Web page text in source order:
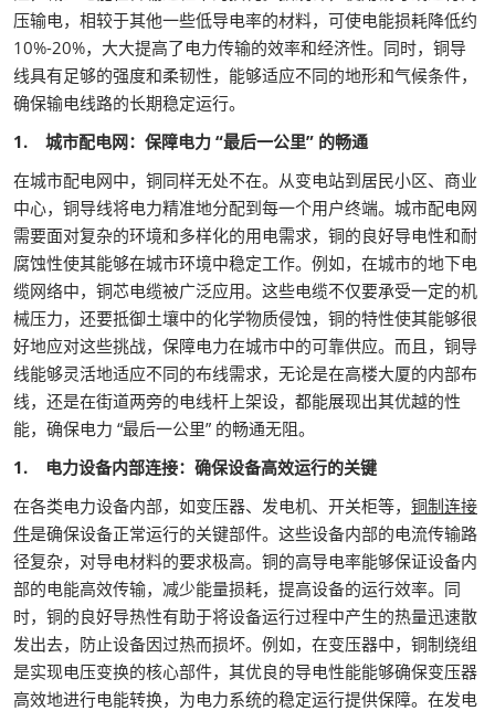
压输电，相较于其他一些低导电率的材料，可使电能损耗降低约
10%-20%，大大提高了电力传输的效率和经济性。同时，铜导
线具有足够的强度和柔韧性，能够适应不同的地形和气候条件，
确保输电线路的长期稳定运行。
1. 城市配电网：保障电力 “最后一公里” 的畅通
在城市配电网中，铜同样无处不在。从变电站到居民小区、商业
中心，铜导线将电力精准地分配到每一个用户终端。城市配电网
需要面对复杂的环境和多样化的用电需求，铜的良好导电性和耐
腐蚀性使其能够在城市环境中稳定工作。例如，在城市的地下电
缆网络中，铜芯电缆被广泛应用。这些电缆不仅要承受一定的机
械压力，还要抵御土壤中的化学物质侵蚀，铜的特性使其能够很
好地应对这些挑战，保障电力在城市中的可靠供应。而且，铜导
线能够灵活地适应不同的布线需求，无论是在高楼大厦的内部布
线，还是在街道两旁的电线杆上架设，都能展现出其优越的性
能，确保电力 “最后一公里” 的畅通无阻。
1. 电力设备内部连接：确保设备高效运行的关键
在各类电力设备内部，如变压器、发电机、开关柜等， 铜制连接
件是确保设备正常运行的关键部件。这些设备内部的电流传输路
径复杂，对导电材料的要求极高。铜的高导电率能够保证设备内
部的电能高效传输，减少能量损耗，提高设备的运行效率。同
时，铜的良好导热性有助于将设备运行过程中产生的热量迅速散
发出去，防止设备因过热而损坏。例如，在变压器中，铜制绕组
是实现电压变换的核心部件，其优良的导电性能能够确保变压器
高效地进行电能转换，为电力系统的稳定运行提供保障。在发电